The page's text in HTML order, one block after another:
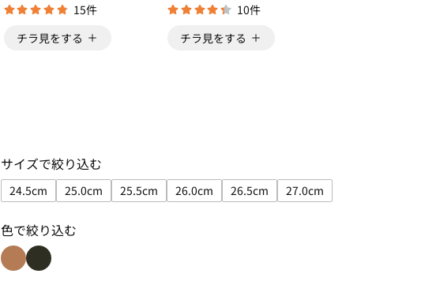
15件
チラ見をする
10件
チラ見をする
サイズで絞り込む
24.5cm
サイズで絞り込み: 24.5cm
25.0cm
サイズで絞り込み: 25.0cm
25.5cm
サイズで絞り込み: 25.5cm
26.0cm
サイズで絞り込み: 26.0cm
26.5cm
サイズで絞り込み: 26.5cm
27.0cm
サイズで絞り込み:
色で絞り込む